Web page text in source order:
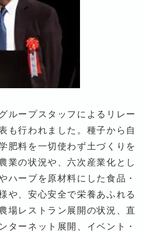
ループスタッフによるリレー
も行われました。種子から自
肥料を一切使わず土づくりを
業の状況や、六次産業化とし
ハーブを原材料にした食品・
や、安心安全で栄養あふれる
場レストラン展開の状況、直
ターネット展開、イベント・